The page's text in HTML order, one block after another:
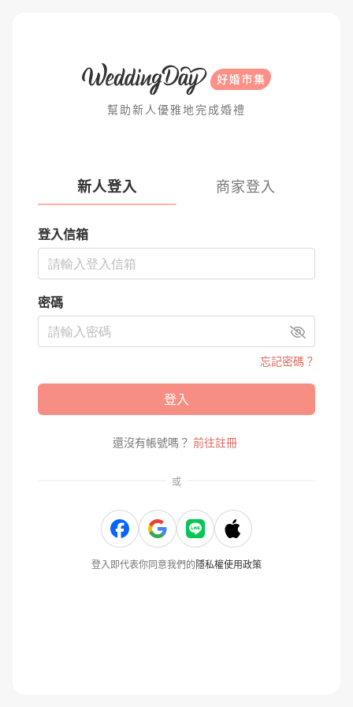
幫助新人優雅地完成婚禮
新人登入 商家登入
登入信箱
密碼
忘記密碼？
登入
還沒有帳號嗎？ 前往註冊
或
登入即代表你同意我們的隱私權使用政策